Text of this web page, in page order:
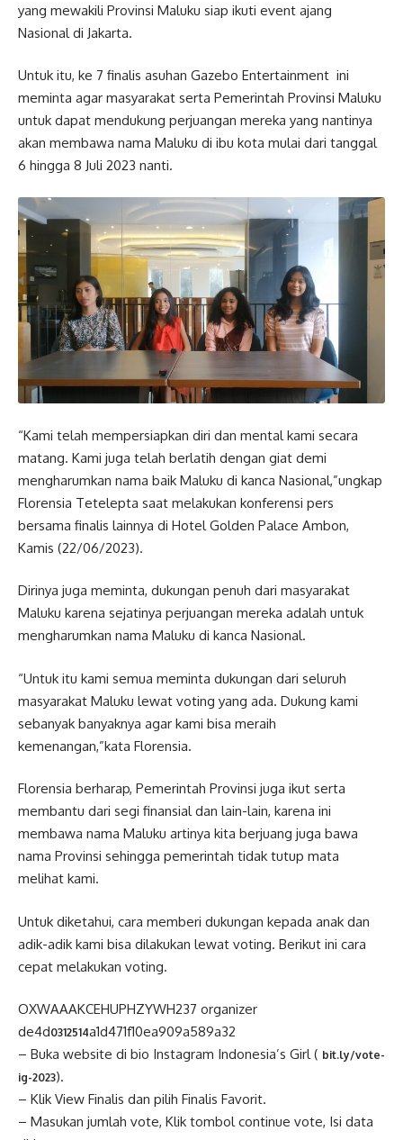
yang mewakili Provinsi Maluku siap ikuti event ajang
Nasional di Jakarta.
Untuk itu, ke 7 finalis asuhan Gazebo Entertainment ini
meminta agar masyarakat serta Pemerintah Provinsi Maluku
untuk dapat mendukung perjuangan mereka yang nantinya
akan membawa nama Maluku di ibu kota mulai dari tanggal
6 hingga 8 Juli 2023 nanti.
“Kami telah mempersiapkan diri dan mental kami secara
matang. Kami juga telah berlatih dengan giat demi
mengharumkan nama baik Maluku di kanca Nasional,”ungkap
Florensia Tetelepta saat melakukan konferensi pers
bersama finalis lainnya di Hotel Golden Palace Ambon,
Kamis (22/06/2023).
Dirinya juga meminta, dukungan penuh dari masyarakat
Maluku karena sejatinya perjuangan mereka adalah untuk
mengharumkan nama Maluku di kanca Nasional.
“Untuk itu kami semua meminta dukungan dari seluruh
masyarakat Maluku lewat voting yang ada. Dukung kami
sebanyak banyaknya agar kami bisa meraih
kemenangan,”kata Florensia.
Florensia berharap, Pemerintah Provinsi juga ikut serta
membantu dari segi finansial dan lain-lain, karena ini
membawa nama Maluku artinya kita berjuang juga bawa
nama Provinsi sehingga pemerintah tidak tutup mata
melihat kami.
Untuk diketahui, cara memberi dukungan kepada anak dan
adik-adik kami bisa dilakukan lewat voting. Berikut ini cara
cepat melakukan voting.
OXWAAAKCEHUPHZYWH237 organizer
de4d0312514a1d471f10ea909a589a32
– Buka website di bio Instagram Indonesia’s Girl ( bit.ly/vote-
ig-2023).
– Klik View Finalis dan pilih Finalis Favorit.
– Masukan jumlah vote, Klik tombol continue vote, Isi data